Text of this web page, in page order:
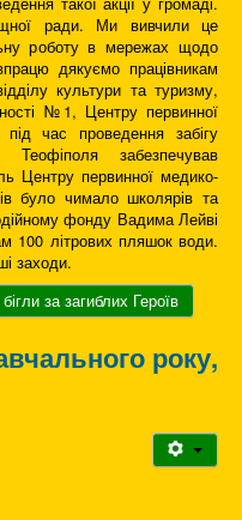
ради. Ми вивчили це
роботу в мережах щодо
дякуємо працівникам
культури та туризму,
№1, Центру первинної
час проведення забігу
забезпечував
Центру первинної медико-
було чимало школярів та
фонду Вадима Лейві
100 літрових пляшок води.
заходи.
за загиблих Героїв
року,